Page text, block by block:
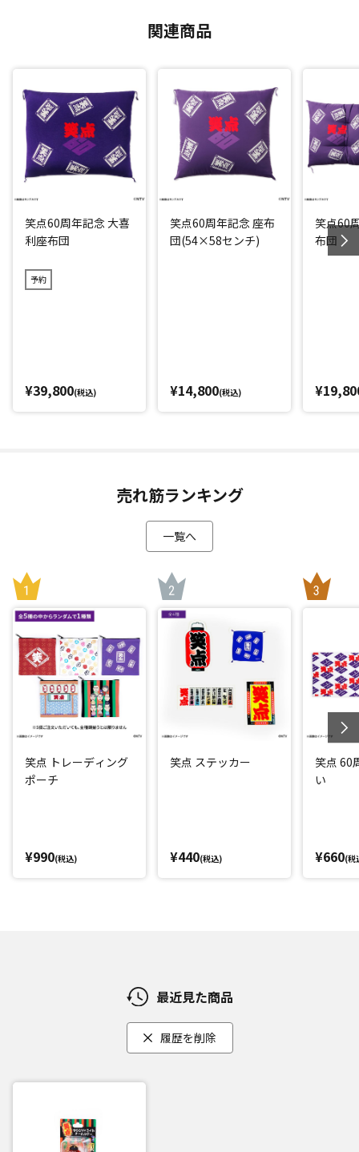
関連商品
笑点60周年記念 大喜
利座布団
予約
¥39,800(税込)
笑点60周年記念 座布
団(54×58センチ)
¥14,800(税込)
笑点60
布団
売れ筋ランキング
一覧へ
笑点 トレーディング
ポーチ
¥990(税込)
笑点 ステッカー
¥440(税込)
笑点 60
い
¥660(税
最近見た商品
履歴を削除